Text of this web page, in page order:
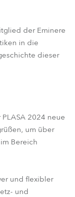
der Eminere
in die
dieser
2024 neue
um über
Bereich
und flexibler
und